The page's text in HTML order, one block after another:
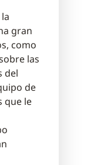
gran
como
las
del
de
que le